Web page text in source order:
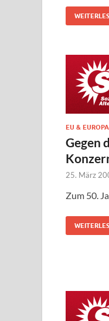
EU & EUROPA
Gegen
25. März
Zum 50.